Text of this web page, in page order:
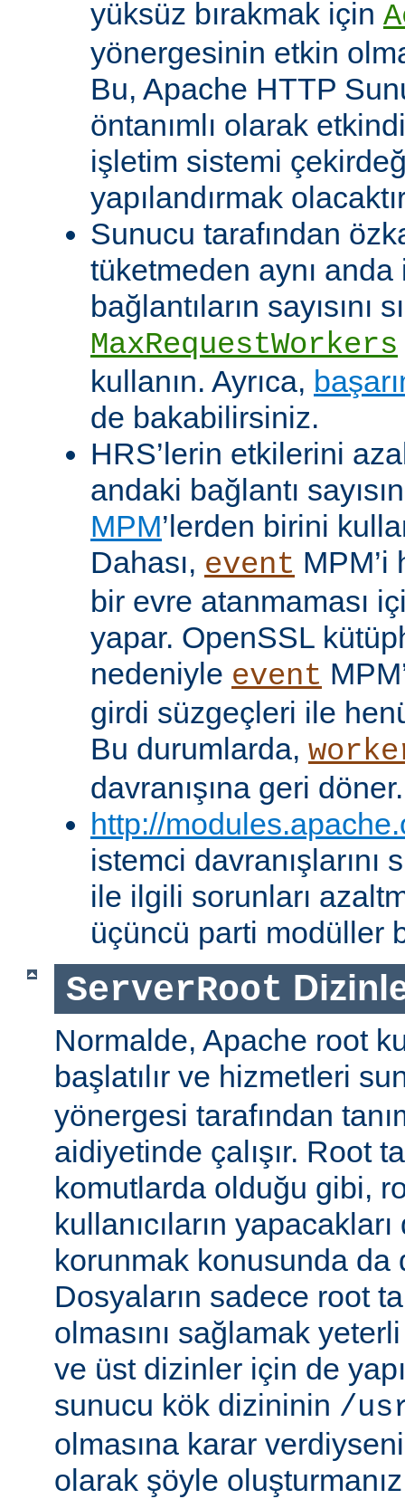
yüksüz bırakmak için
yönergesinin etkin
Bu, Apache HTTP
öntanımlı olarak
işletim sistemi
yapılandırmak
Sunucu tarafından
tüketmeden aynı
bağlantıların sayısını
MaxRequestWorkers
kullanın. Ayrıca,
de bakabilirsiniz.
HRS’lerin etkilerini
andaki bağlantı
MPM’lerden birini
Dahası, event MPM’i
bir evre atanmaması
yapar. OpenSSL
nedeniyle event
girdi süzgeçleri ile
Bu durumlarda,
davranışına geri döner.
http://
istemci davranışlarını
ile ilgili sorunları
üçüncü parti modüller
ServerRoot
Normalde, Apache root
başlatılır ve hizmetleri
yönergesi tarafından
aidiyetinde çalışır. Root
komutlarda olduğu gibi,
kullanıcıların
korunmak konusunda da
Dosyaların sadece root
olmasını sağlamak
ve üst dizinler için de
sunucu kök dizininin /
olmasına karar
olarak şöyle